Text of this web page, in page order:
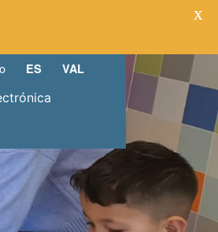
ES
VAL
X